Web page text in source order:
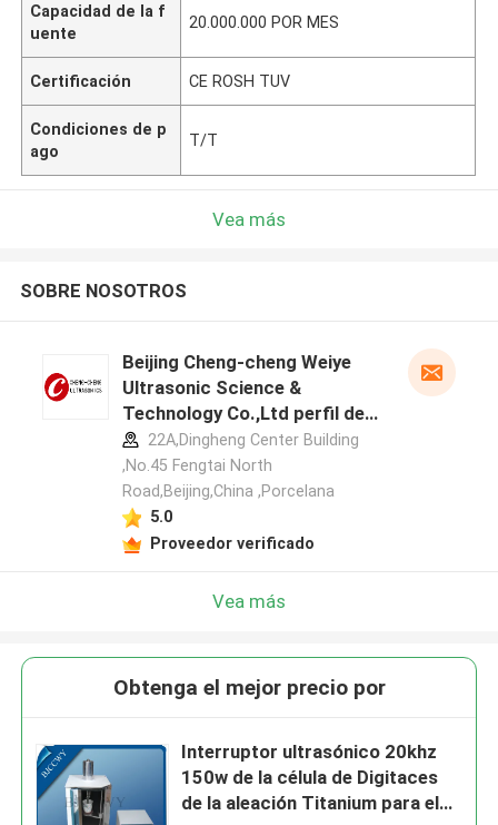
Capacidad de la f
uente
20.000.000 POR MES
Certificación CE ROSH TUV
Condiciones de p
ago
T/T
Vea más
SOBRE NOSOTROS
Beijing Cheng-cheng Weiye
Ultrasonic Science &
Technology Co.,Ltd perfil del
fabricante
22A,Dingheng Center Building
,No.45 Fengtai North
Road,Beijing,China ,Porcelana
5.0
Proveedor verificado
Vea más
Obtenga el mejor precio por
Interruptor ultrasónico 20khz
150w de la célula de Digitaces
de la aleación Titanium para el